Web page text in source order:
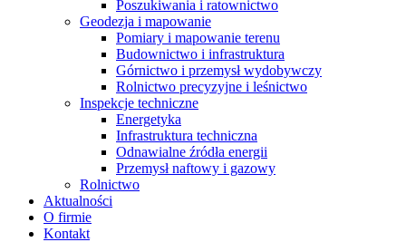
Poszukiwania i ratownictwo
Geodezja i mapowanie
Pomiary i mapowanie terenu
Budownictwo i infrastruktura
Górnictwo i przemysł wydobywczy
Rolnictwo precyzyjne i leśnictwo
Inspekcje techniczne
Energetyka
Infrastruktura techniczna
Odnawialne źródła energii
Przemysł naftowy i gazowy
Rolnictwo
Aktualności
O firmie
Kontakt